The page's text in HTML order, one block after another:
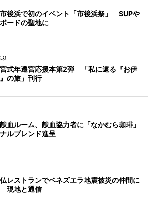
後浜で初のイベント「市後浜祭」 SUPや
ードの聖地に
ぶ
式年遷宮応援本第2弾 「私に還る『お伊
の旅」刊行
血ルーム、献血協力者に「なかむら珈琲」
ルブレンド進呈
レストランでベネズエラ地震被災の仲間に
現地と通信